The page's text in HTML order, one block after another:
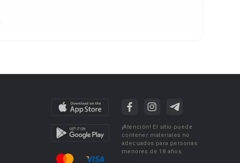
¡Atención! El sitio puede
contener materiales no
adecuados para personas
menores de 18 años.